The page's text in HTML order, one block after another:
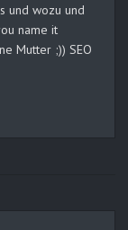
und wozu und
name it
Mutter ;)) SEO